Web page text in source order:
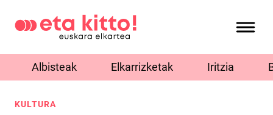
Albisteak Elkarrizketak Iritzia
KULTURA